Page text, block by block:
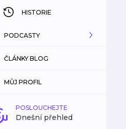
HISTORIE
PODCASTY
KATALOG
KATEGORIE
ZÁLOŽKY
ČLÁNKY BLOG
MŮJ PROFIL
POSLOUCHEJTE
Dnešní přehled